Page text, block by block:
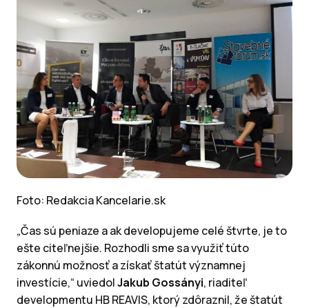
Foto: Redakcia Kancelarie.sk
„Čas sú peniaze a ak developujeme celé štvrte, je to
ešte citeľnejšie. Rozhodli sme sa využiť túto
zákonnú možnosť a získať štatút významnej
investície,“ uviedolJakub Gossányi, riaditeľ
developmentu HB REAVIS, ktorý zdôraznil, že štatút